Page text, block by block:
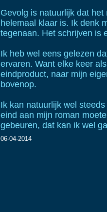
Gevolg is natuurlijk dat
helemaal klaar is. Ik denk
tegenaan. Het schrijven is
Ik heb wel eens gelezen
ervaren. Want elke keer
eindproduct, naar mijn
bovenop.
Ik kan natuurlijk wel
eind aan mijn roman
gebeuren, dat kan ik wel
06-04-2014